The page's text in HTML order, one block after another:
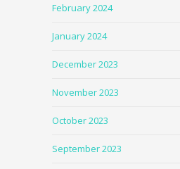
February 2024
January 2024
December 2023
November 2023
October 2023
September 2023